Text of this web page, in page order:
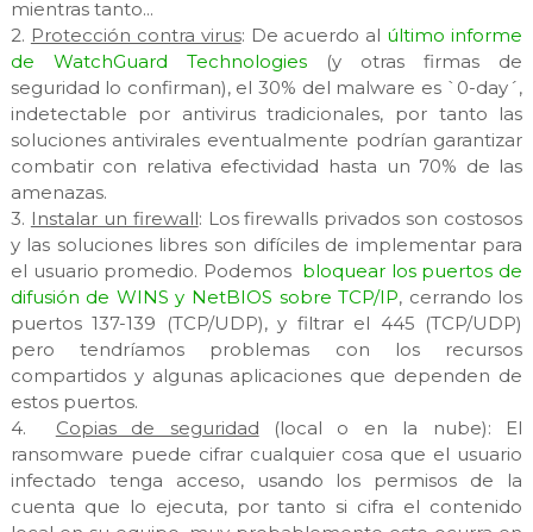
mientras tanto...
2. Protección contra virus: De acuerdo al último informe
de WatchGuard Technologies(y otras firmas de
seguridad lo confirman), el 30% del malware es `0-day´,
indetectable por antivirus tradicionales, por tanto las
soluciones antivirales eventualmente podrían garantizar
combatir con relativa efectividad hasta un 70% de las
amenazas.
3. Instalar un firewall: Los firewalls privados son costosos
y las soluciones libres son difíciles de implementar para
el usuario promedio. Podemos bloquear los puertos de
difusión de WINS y NetBIOS sobre TCP/IP, cerrando los
puertos 137-139 (TCP/UDP), y filtrar el 445 (TCP/UDP)
pero tendríamos problemas con los recursos
compartidos y algunas aplicaciones que dependen de
estos puertos.
4. Copias de seguridad (local o en la nube): El
ransomware puede cifrar cualquier cosa que el usuario
infectado tenga acceso, usando los permisos de la
cuenta que lo ejecuta, por tanto si cifra el contenido